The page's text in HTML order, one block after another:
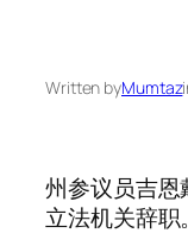
Written byMumtaz
州参议员吉恩
立法机关辞职。